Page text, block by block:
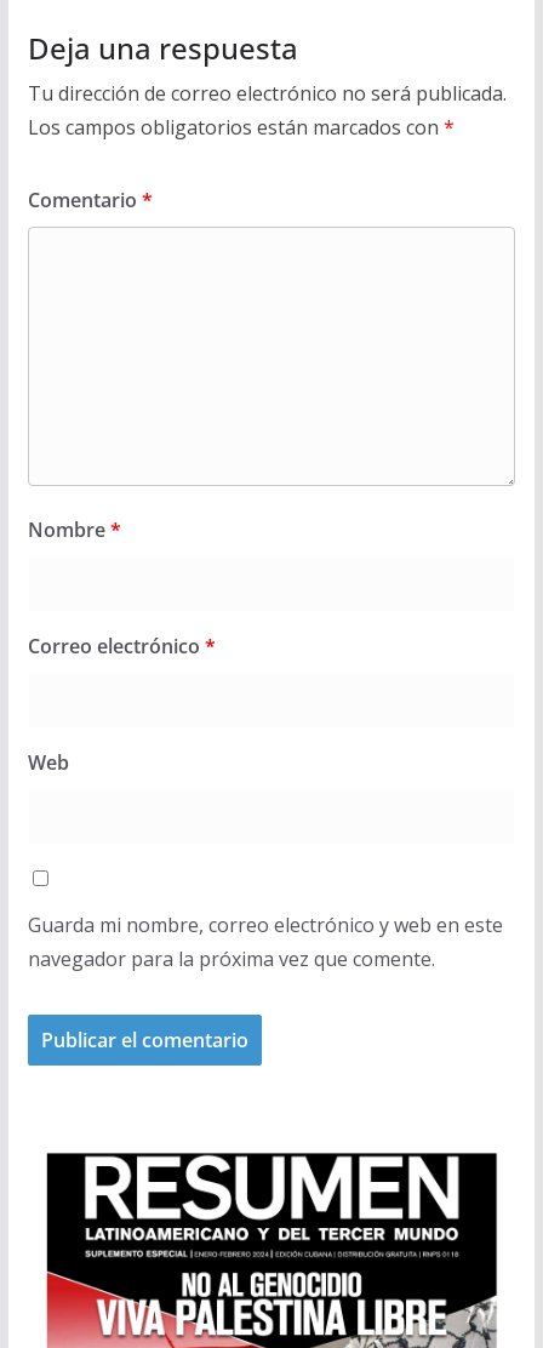
Deja una respuesta
Tu dirección de correo electrónico no será publicada.
Los campos obligatorios están marcados con *
Comentario *
Nombre*
Correo electrónico *
Web
Guarda mi nombre, correo electrónico y web en este
navegador para la próxima vez que comente.